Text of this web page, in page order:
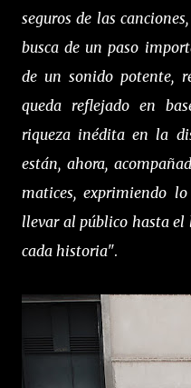
seguros de las
busca de un paso
de un sonido potente,
queda reflejado en
riqueza inédita en la
están, ahora,
matices, exprimiendo
llevar al público hasta el
cada historia".